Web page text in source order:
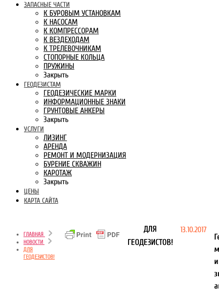
ЗАПАСНЫЕ ЧАСТИ
К БУРОВЫМ УСТАНОВКАМ
К НАСОСАМ
К КОМПРЕССОРАМ
К ВЕЗДЕХОДАМ
К ТРЕЛЕВОЧНИКАМ
СТОПОРНЫЕ КОЛЬЦА
ПРУЖИНЫ
Закрыть
ГЕОДЕЗИСТАМ
ГЕОДЕЗИЧЕСКИЕ МАРКИ
ИНФОРМАЦИОННЫЕ ЗНАКИ
ГРУНТОВЫЕ АНКЕРЫ
Закрыть
УСЛУГИ
ЛИЗИНГ
АРЕНДА
РЕМОНТ И МОДЕРНИЗАЦИЯ
БУРЕНИЕ СКВАЖИН
КАРОТАЖ
Закрыть
ЦЕНЫ
КАРТА САЙТА
ГЛАВНАЯ
НОВОСТИ
ДЛЯ
ГЕОДЕЗИСТОВ!
ДЛЯ
ГЕОДЕЗИСТОВ!
13.10.2017